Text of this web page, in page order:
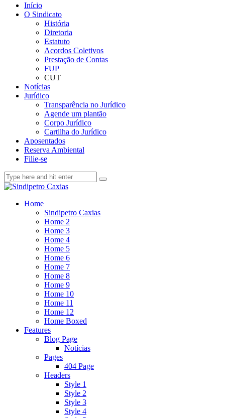
Início
O Sindicato
História
Diretoria
Estatuto
Acordos Coletivos
Prestação de Contas
FUP
CUT
Notícias
Jurídico
Transparência no Jurídico
Agende um plantão
Corpo Jurídico
Cartilha do Jurídico
Aposentados
Reserva Ambiental
Filie-se
Home
Sindipetro Caxias
Home 2
Home 3
Home 4
Home 5
Home 6
Home 7
Home 8
Home 9
Home 10
Home 11
Home 12
Home Boxed
Features
Blog Page
Notícias
Pages
404 Page
Headers
Style 1
Style 2
Style 3
Style 4